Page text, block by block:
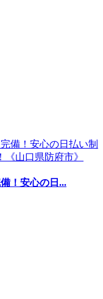
！安心の日...